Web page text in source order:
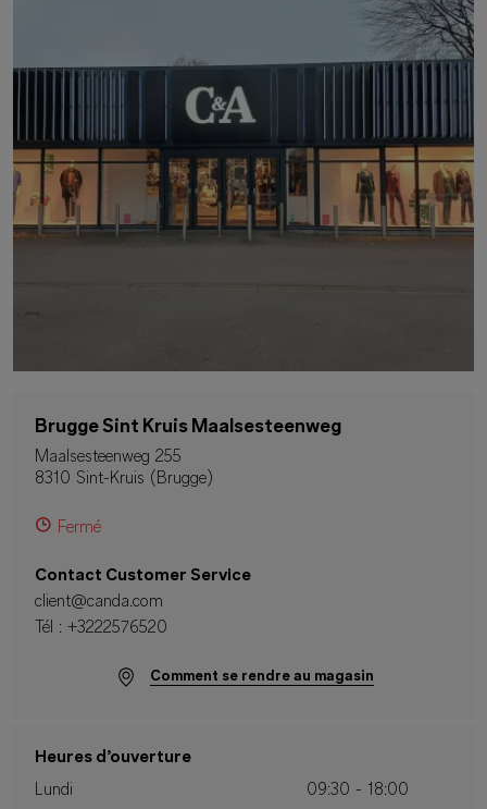
Brugge Sint Kruis Maalsesteenweg
Maalsesteenweg 255
8310 Sint-Kruis (Brugge)
Fermé
Contact Customer Service
client@canda.com
Tél : +3222576520
Comment se rendre au magasin
Heures d’ouverture
Lundi
09:30 - 18:00